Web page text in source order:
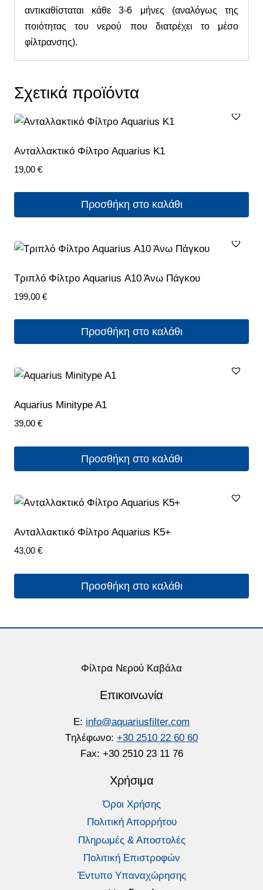
αντικαθίσταται κάθε 3-6 μήνες (αναλόγως της
ποιότητας του νερού που διατρέχει το μέσο
φίλτρανσης).
Σχετικά προϊόντα
Ανταλλακτικό Φίλτρο Aquarius Κ1
19,00 €
Προσθήκη στο καλάθι
Τριπλό Φίλτρο Aquarius Α10 Άνω Πάγκου
199,00 €
Προσθήκη στο καλάθι
Aquarius Minitype A1
39,00 €
Προσθήκη στο καλάθι
Ανταλλακτικό Φίλτρο Aquarius Κ5+
43,00 €
Προσθήκη στο καλάθι
Φίλτρα Νερού Καβάλα
Επικοινωνία
E: info@aquariusfilter.com
Tηλέφωνο: +30 2510 22 60 60
Fax: +30 2510 23 11 76
Χρήσιμα
Όροι Χρήσης
Πολιτική Απορρήτου
Πληρωμές & Αποστολές
Πολιτική Επιστροφών
Έντυπο Υπαναχώρησης